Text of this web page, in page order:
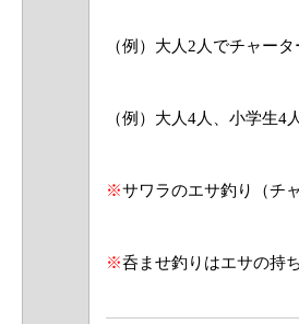
（例）大人2人でチャー
（例）大人4人、小学生
※サワラのエサ釣り（チ
※呑ませ釣りはエサの持